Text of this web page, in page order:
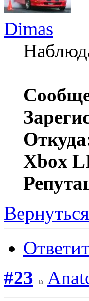
Dimas
Xbox
#23